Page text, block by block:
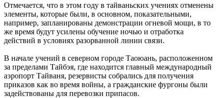
Отмечается, что в этом году в тайваньских учениях отменены
элементы, которые были, в основном, показательными,
например, запланированы демонстрации огневой мощи, в то
же время будут усилены обучение ночью и отработка
действий в условиях разорванной линии связи.
В начале учений в северном городе Таоюань, расположенном
за пределами Тайбэя, где находится главный международный
аэропорт Тайваня, резервисты собрались для получения
приказов как во время войны, а гражданские фургоны были
задействованы для перевозки припасов.